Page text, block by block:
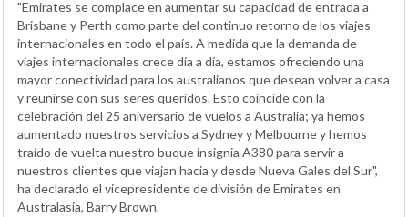
"Emirates se complace en aumentar su capacidad de entrada a
Brisbane y Perth como parte del continuo retorno de los viajes
internacionales en todo el país. A medida que la demanda de
viajes internacionales crece día a día, estamos ofreciendo una
mayor conectividad para los australianos que desean volver a casa
y reunirse con sus seres queridos. Esto coincide con la
celebración del 25 aniversario de vuelos a Australia; ya hemos
aumentado nuestros servicios a Sydney y Melbourne y hemos
traído de vuelta nuestro buque insignia A380 para servir a
nuestros clientes que viajan hacia y desde Nueva Gales del Sur",
ha declarado el vicepresidente de división de Emirates en
Australasia, Barry Brown.